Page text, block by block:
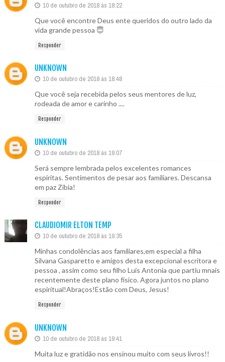
10 de outubro de 2018 às 18:22
Que você encontre Deus ente queridos do outro lado da
vida grande pessoa 😇
Responder
UNKNOWN
10 de outubro de 2018 às 18:48
Que você seja recebida pelos seus mentores de luz,
rodeada de amor e carinho ....
Responder
UNKNOWN
10 de outubro de 2018 às 19:07
Será sempre lembrada pelos excelentes romances
espíritas. Sentimentos de pesar aos familiares. Descansa
em paz Zíbia!
Responder
CLAUDIOMIR ELTON TEMP
10 de outubro de 2018 às 19:35
Minhas condolências aos familiares,em especial a filha
Silvana Gasparetto e amigos desta excepcional escritora e
pessoa , assim como seu filho Luis Antonia que partiu mnais
recentemente deste plano físico. Agora juntos no plano
espiritual!Abraços!Estão com Deus, Jesus!
Responder
UNKNOWN
10 de outubro de 2018 às 19:41
Muita luz e gratidão nos ensinou muito com seus livros!!